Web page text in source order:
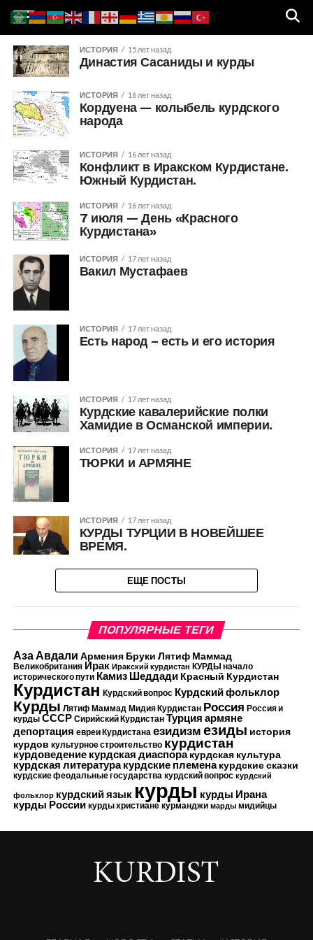
ИСТОРИЯ 15 лет назад
Династия Сасаниды и курды
ИСТОРИЯ 16 лет назад
Кордуена — колыбель курдского
народа
ИСТОРИЯ 16 лет назад
Конфликт в Иракском Курдистане.
Южный Курдистан.
ИСТОРИЯ 16 лет назад
7 июля — День «Красного
Курдистана»
ИСТОРИЯ 17 лет назад
Вакил Мустафаев
ИСТОРИЯ 17 лет назад
Есть народ – есть и его история
ИСТОРИЯ 17 лет назад
Курдские кавалерийские полки
Хамидие в Османской империи.
ИСТОРИЯ 17 лет назад
ТЮРКИ и АРМЯНЕ
ИСТОРИЯ 17 лет назад
КУРДЫ ТУРЦИИ В НОВЕЙШЕЕ
ВРЕМЯ.
ЕЩЕ ПОСТЫ
ПОПУЛЯРНЫЕ ТЕГИ
Аза Авдали Армения Бруки Лятиф Маммад
Великобритания Ирак Иракский курдистан КУРДЫ начало
исторического пути Камиз Шеддади Красный Курдистан
Курдистан Курдский вопрос Курдский фольклор
Курды Лятиф Маммад Мидия Курдистан Россия Россия и
курды СССР Сирийский Курдистан Турция армяне
депортация евреи Курдистана езидизмезиды история
курдов культурное строительство курдистан
курдоведение курдская диаспора курдская культура
курдская литература курдские племена курдские сказки
курдские феодальные государства курдский вопрос курдский
фольклор курдский язык курды курды Ирана
курды России курды христиане курманджи марды мидийцы